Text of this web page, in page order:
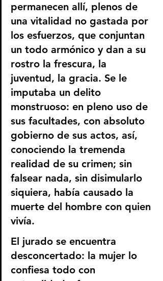
permanecen allí, plenos de
una vitalidad no gastada por
los esfuerzos, que conjuntan
un todo armónico y dan a su
rostro la frescura, la
juventud, la gracia. Se le
imputaba un delito
monstruoso: en pleno uso de
sus facultades, con absoluto
gobierno de sus actos, así,
conociendo la tremenda
realidad de su crimen; sin
falsear nada, sin disimularlo
siquiera, había causado la
muerte del hombre con quien
vivía.
El jurado se encuentra
desconcertado: la mujer lo
confiesa todo con